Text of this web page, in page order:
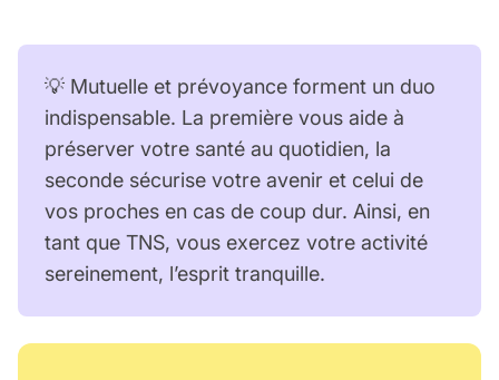
💡 Mutuelle et prévoyance forment un duo
indispensable. La première vous aide à
préserver votre santé au quotidien, la
seconde sécurise votre avenir et celui de
vos proches en cas de coup dur. Ainsi, en
tant que TNS, vous exercez votre activité
sereinement, l’esprit tranquille.